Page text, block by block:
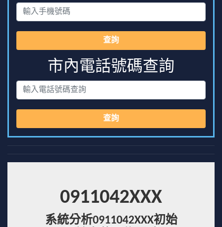
查詢
市內電話號碼查詢
查詢
0911042XXX
系統分析0911042XXX初始